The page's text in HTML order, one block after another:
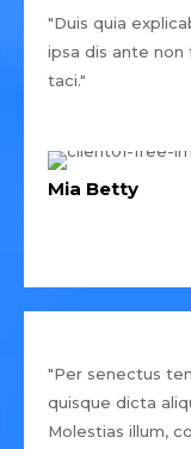
"Duis quia
ipsa dis ante non
taci."
Mia Betty
"Per senectus
quisque dicta
Molestias illum,